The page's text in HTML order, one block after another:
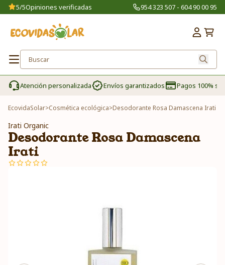
5/5Opiniones verificadas 954 323 507 - 604 90 00 95
Atención personalizada Envíos garantizados Pagos 100%
EcovidaSolar>Cosmética ecológica>Desodorante Rosa Damascena Irati
Irati Organic
Desodorante Rosa Damascena
Irati